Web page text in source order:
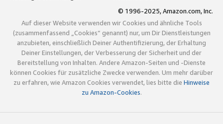
© 1996-2025, Amazon.com, Inc.
Auf dieser Website verwenden wir Cookies und ähnliche Tools
(zusammenfassend „Cookies“ genannt) nur, um Dir Dienstleistungen
anzubieten, einschließlich Deiner Authentifizierung, der Erhaltung
Deiner Einstellungen, der Verbesserung der Sicherheit und der
Bereitstellung von Inhalten. Andere Amazon-Seiten und -Dienste
können Cookies für zusätzliche Zwecke verwenden. Um mehr darüber
zu erfahren, wie Amazon Cookies verwendet, lies bitte die Hinweise
zu Amazon-Cookies.